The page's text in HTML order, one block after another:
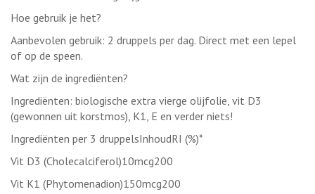
Hoe gebruik je het?
Aanbevolen gebruik: 2 druppels per dag. Direct met een lepel
of op de speen.
Wat zijn de ingrediënten?
Ingrediënten: biologische extra vierge olijfolie, vit D3
(gewonnen uit korstmos), K1, E en verder niets!
Ingrediënten per 3 druppelsInhoudRI (%)*
Vit D3 (Cholecalciferol)10mcg200
Vit K1 (Phytomenadion)150mcg200